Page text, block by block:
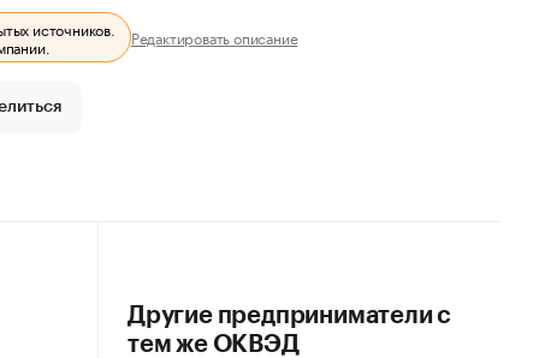
источников.
Редактировать описание
Другие предприниматели с
тем же ОКВЭД